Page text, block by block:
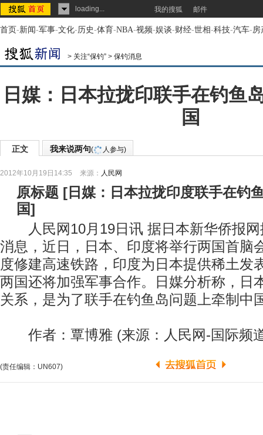
loading... 我的搜狐 邮件
首页-新闻-军事-文化-历史-体育-NBA-视频-娱谈-财经-世相-科技-汽车-房
> 关注“保钓” > 保钓消息
日媒：日本拉拢印联手在钓鱼
国
正文 我来说两句( 人参与)
2012年10月19日14:35 来源： 人民网
原标题 [ 日媒：日本拉拢印度联手在钓
国]
人民网10月19日讯 据日本新华侨报网
消息，近日，日本、印度将举行两国首脑
度修建高速铁路，印度为日本提供稀土发
两国还将加强军事合作。日媒分析称，日
关系，是为了联手在钓鱼岛问题上牵制中
作者：覃博雅 (来源：人民网-国际频
(责任编辑：UN607)